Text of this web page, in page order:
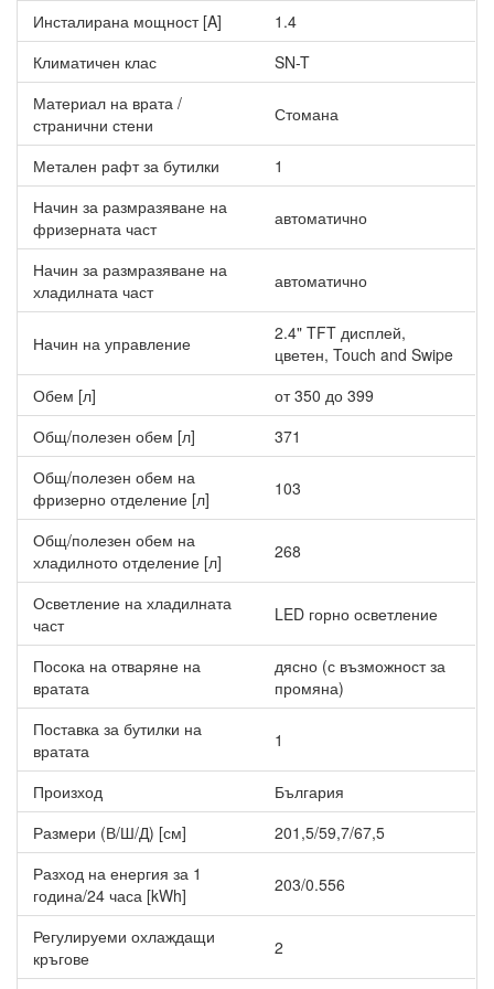
вратата. По всяко време може да наблюдавате моментното
състояние на уреда и да променяте настройките му. Дисплеят
придава още по-модерна и изтънчена визия на уреда и той
идеално се вписва във всеки съвременен интериор.
Моделът е оборудван с
рафт за бутилки, където можете да
съхранявате напитките си и
зеленчуци , които са практични и лесни за почистване.
Други характеристики Хладилник Liebherr CNbdd 5733 Plus
EasyFresh NoFrost
Уредът е с надпис SmartDevice, което означава, че може
допълнително да бъде преоборудван със SmartDevice-Box.
Регистрирайте го през портала “MyLiebherr” и се възползвайте
от услугите SmartHomePlus, SafetyPlus и ServicePlus, които ви
предоставят множество дигитални възможности.
Инсталирана мощност [A]
1.4
Климатичен клас
SN-T
Материал на врата /
странични стени
Стомана
Метален рафт за бутилки
1
Начин за размразяване на
фризерната част
автоматично
Начин за размразяване на
хладилната част
автоматично
Начин на управление
2.4" TFT дисплей,
цветен, Touch and Swipe
Обем [л]
от 350 до 399
Общ/полезен обем [л]
371
Общ/полезен обем на
фризерно отделение [л]
103
Общ/полезен обем на
хладилното отделение [л]
268
Осветление на хладилната
част
LED горно осветление
Посока на отваряне на
вратата
дясно (с възможност за
промяна)
Поставка за бутилки на
вратата
1
Произход
България
Размери (В/Ш/Д) [см]
201,5/59,7/67,5
Разход на енергия за 1
година/24 часа [kWh]
203/0.556
Регулируеми охлаждащи
кръгове
2